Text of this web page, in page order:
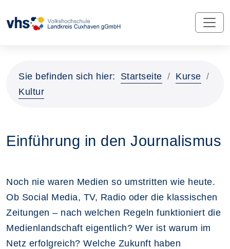
Sie befinden sich hier: Startseite
Kurse
Kultur
Einführung in den Journalismus
Noch nie waren Medien so umstritten wie heute.
Ob Social Media, TV, Radio oder die klassischen
Zeitungen – nach welchen Regeln funktioniert die
Medienlandschaft eigentlich? Wer ist warum im
Netz erfolgreich? Welche Zukunft haben